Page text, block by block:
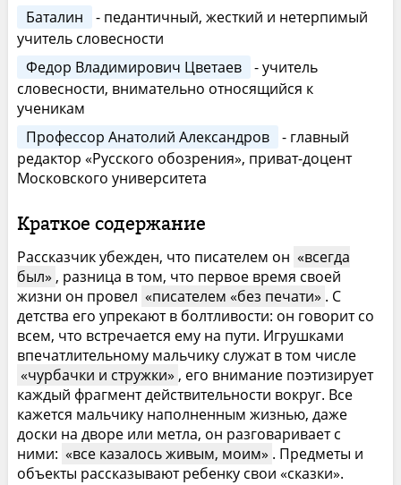
Баталин
- педантичный, жесткий и нетерпимый
учитель словесности
Федор Владимирович Цветаев
- учитель
словесности, внимательно относящийся к
ученикам
Профессор Анатолий Александров
- главный
редактор «Русского обозрения», приват-доцент
Московского университета
Краткое содержание
Рассказчик убежден, что писателем он
всегда
был
, разница в том, что первое время своей
жизни он провел
писателем «без печати
. С
детства его упрекают в болтливости: он говорит со
всем, что встречается ему на пути. Игрушками
впечатлительному мальчику служат в том числе
чурбачки и стружки
, его внимание поэтизирует
каждый фрагмент действительности вокруг. Все
кажется мальчику наполненным жизнью, даже
доски на дворе или метла, он разговаривает с
ними:
все казалось живым, моим
. Предметы и
объекты рассказывают ребенку свои «сказки».